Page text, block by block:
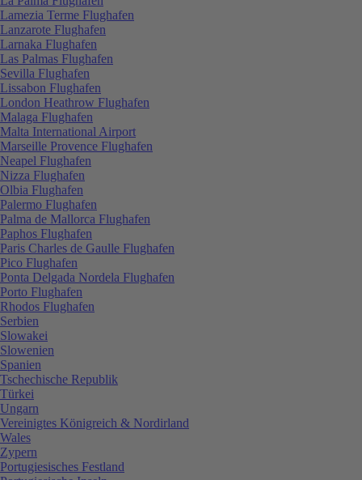
Lamezia Terme Flughafen
Lanzarote Flughafen
Larnaka Flughafen
Las Palmas Flughafen
Sevilla Flughafen
Lissabon Flughafen
London Heathrow Flughafen
Malaga Flughafen
Malta International Airport
Marseille Provence Flughafen
Neapel Flughafen
Nizza Flughafen
Olbia Flughafen
Palermo Flughafen
Palma de Mallorca Flughafen
Paphos Flughafen
Paris Charles de Gaulle Flughafen
Pico Flughafen
Ponta Delgada Nordela Flughafen
Porto Flughafen
Rhodos Flughafen
Serbien
Slowakei
Slowenien
Spanien
Tschechische Republik
Türkei
Ungarn
Vereinigtes Königreich & Nordirland
Wales
Zypern
Portugiesisches Festland